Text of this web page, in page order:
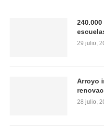
29 julio,
Arroyo
28 julio,